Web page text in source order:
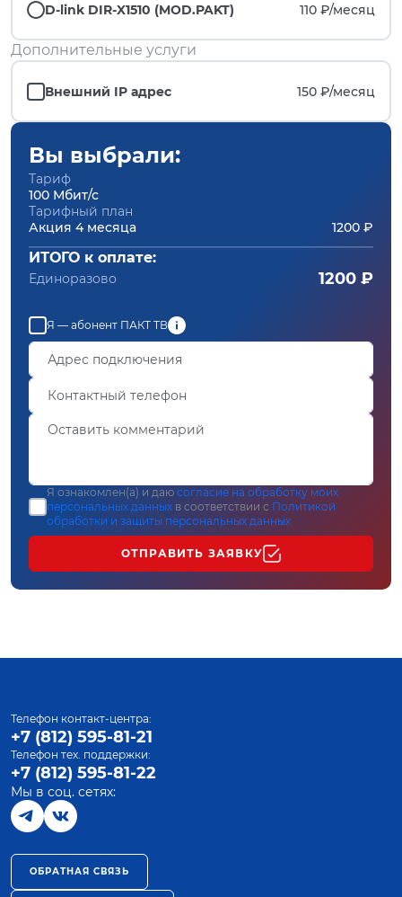
D-link DIR-X1510 (MOD.PAKT) 110 ₽/месяц
Дополнительные услуги
Внешний IP адрес 150 ₽/месяц
Вы выбрали:
Тариф
100 Мбит/с
Тарифный план
Акция 4 месяца
1200 ₽
ИТОГО к оплате:
Единоразово 1200 ₽
Я — абонент ПАКТ ТВ
Я ознакомлен(а) и даю согласие на обработку моих
персональных данных в соответствии с Политикой
обработки и защиты персональных данных
ОТПРАВИТЬ ЗАЯВКУ
Телефон контакт-центра:
+7 (812) 595-81-21
Телефон тех. поддержки:
+7 (812) 595-81-22
Мы в соц. сетях:
ОБРАТНАЯ СВЯЗЬ